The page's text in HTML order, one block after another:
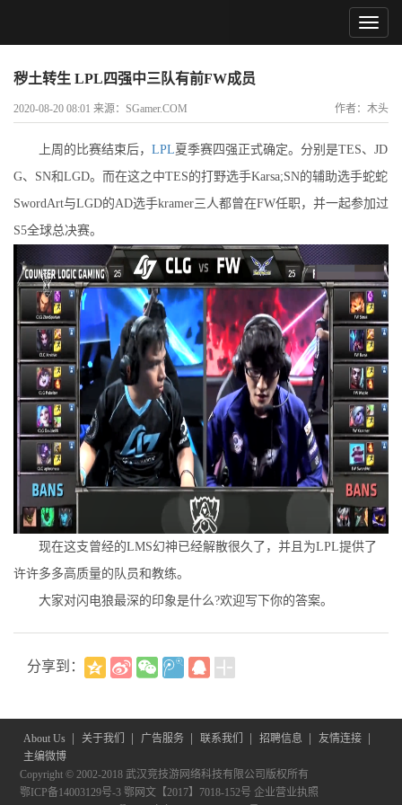
秽土转生 LPL四强中三队有前FW成员
2020-08-20 08:01 来源：SGamer.COM 作者：木头
上周的比赛结束后， LPL夏季赛四强正式确定。分别是TES、JD
G、SN和LGD。而在这之中TES的打野选手Karsa;SN的辅助选手蛇蛇
SwordArt与LGD的AD选手kramer三人都曾在FW任职，并一起参加过
S5全球总决赛。
现在这支曾经的LMS幻神已经解散很久了，并且为LPL提供了
许许多多高质量的队员和教练。
大家对闪电狼最深的印象是什么?欢迎写下你的答案。
分享到：
About Us 关于我们 广告服务 联系我们 招聘信息 友情连接
主编微博
Copyright © 2002-2018 武汉竞技游网络科技有限公司版权所有
鄂ICP备14003129号-3 鄂网文【2017】7018-152号 企业营业执照